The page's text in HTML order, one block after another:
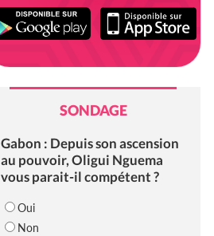
SONDAGE
Gabon : Depuis son ascension
au pouvoir, Oligui Nguema
vous parait-il compétent ?
Oui
Non